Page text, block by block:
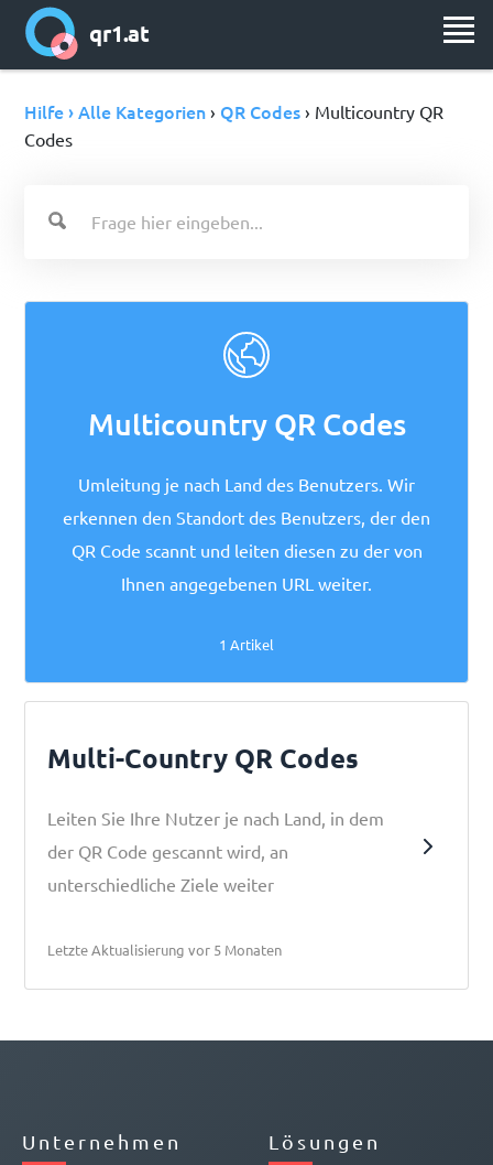
qr1.at
Hilfe › Alle Kategorien › QR Codes › Multicountry QR
Codes
Multicountry QR Codes
Umleitung je nach Land des Benutzers. Wir
erkennen den Standort des Benutzers, der den
QR Code scannt und leiten diesen zu der von
Ihnen angegebenen URL weiter.
1 Artikel
Multi-Country QR Codes
Leiten Sie Ihre Nutzer je nach Land, in dem
der QR Code gescannt wird, an
unterschiedliche Ziele weiter
Letzte Aktualisierung vor 5 Monaten
Unternehmen Lösungen